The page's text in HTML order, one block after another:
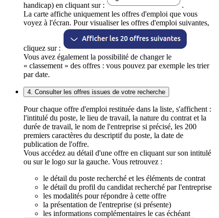
handicap) en cliquant sur :
.
La carte affiche uniquement les offres d'emploi que vous
voyez à l'écran. Pour visualiser les offres d'emploi suivantes,
cliquez sur :
Vous avez également la possibilité de changer le
« classement » des offres : vous pouvez par exemple les trier
par date.
4. Consulter les offres issues de votre recherche
Pour chaque offre d'emploi restituée dans la liste, s'affichent :
l'intitulé du poste, le lieu de travail, la nature du contrat et la
durée de travail, le nom de l'entreprise si précisé, les 200
premiers caractères du descriptif du poste, la date de
publication de l'offre.
Vous accédez au détail d'une offre en cliquant sur son intitulé
ou sur le logo sur la gauche. Vous retrouvez :
le détail du poste recherché et les éléments de contrat
le détail du profil du candidat recherché par l'entreprise
les modalités pour répondre à cette offre
la présentation de l'entreprise (si présente)
les informations complémentaires le cas échéant